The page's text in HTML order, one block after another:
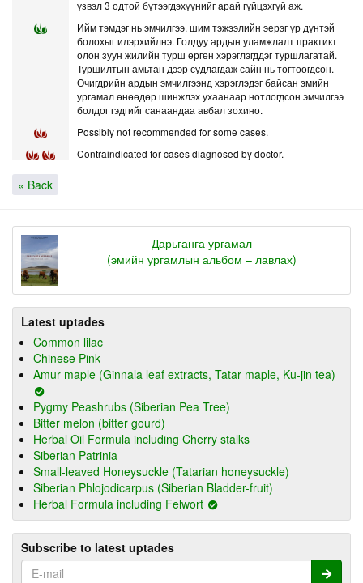
үзвэл 3 одтой бүтээгдэхүүнийг арай гүйцэхгүй аж.
Ийм тэмдэг нь эмчилгээ, шим тэжээлийн эерэг үр дүнтэй
болохыг илэрхийлнэ. Голдуу ардын уламжлалт практикт
олон зуун жилийн турш өргөн хэрэглэгддэг туршлагатай.
Туршилтын амьтан дээр судлагдаж сайн нь тогтоогдсон.
Өчигдрийн ардын эмчилгээнд хэрэглэдэг байсан эмийн
ургамал өнөөдөр шинжлэх ухаанаар нотлогдсон эмчилгээ
болдог гэдгийг санаандаа авбал зохино.
Possibly not recommended for some cases.
Contraindicated for cases diagnosed by doctor.
« Back
Дарьганга ургамал
(эмийн ургамлын альбом – лавлах)
Latest uptades
Common lilac
Chinese Pink
Amur maple (Ginnala leaf extracts, Tatar maple, Ku-jin tea)
Pygmy Peashrubs (Siberian Pea Tree)
Bitter melon (bitter gourd)
Herbal Oil Formula including Cherry stalks
Siberian Patrinia
Small-leaved Honeysuckle (Tatarian honeysuckle)
Siberian Phlojodicarpus (Siberian Bladder-fruit)
Herbal Formula including Felwort
Subscribe to latest uptades